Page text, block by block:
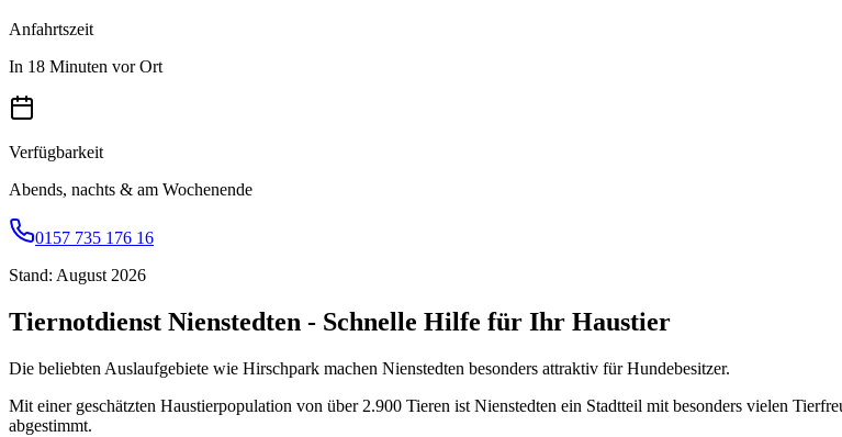
Anfahrtszeit
In 18 Minuten vor Ort
Verfügbarkeit
Abends, nachts & am Wochenende
0157 735 176 16
Stand: August 2026
Tiernotdienst Nienstedten - Schnelle Hilfe für Ihr Haustier
Die beliebten Auslaufgebiete wie Hirschpark machen Nienstedten besonders attraktiv für Hundebesitzer.
Mit einer geschätzten Haustierpopulation von über 2.900 Tieren ist Nienstedten ein Stadtteil mit besonders vielen
abgestimmt.